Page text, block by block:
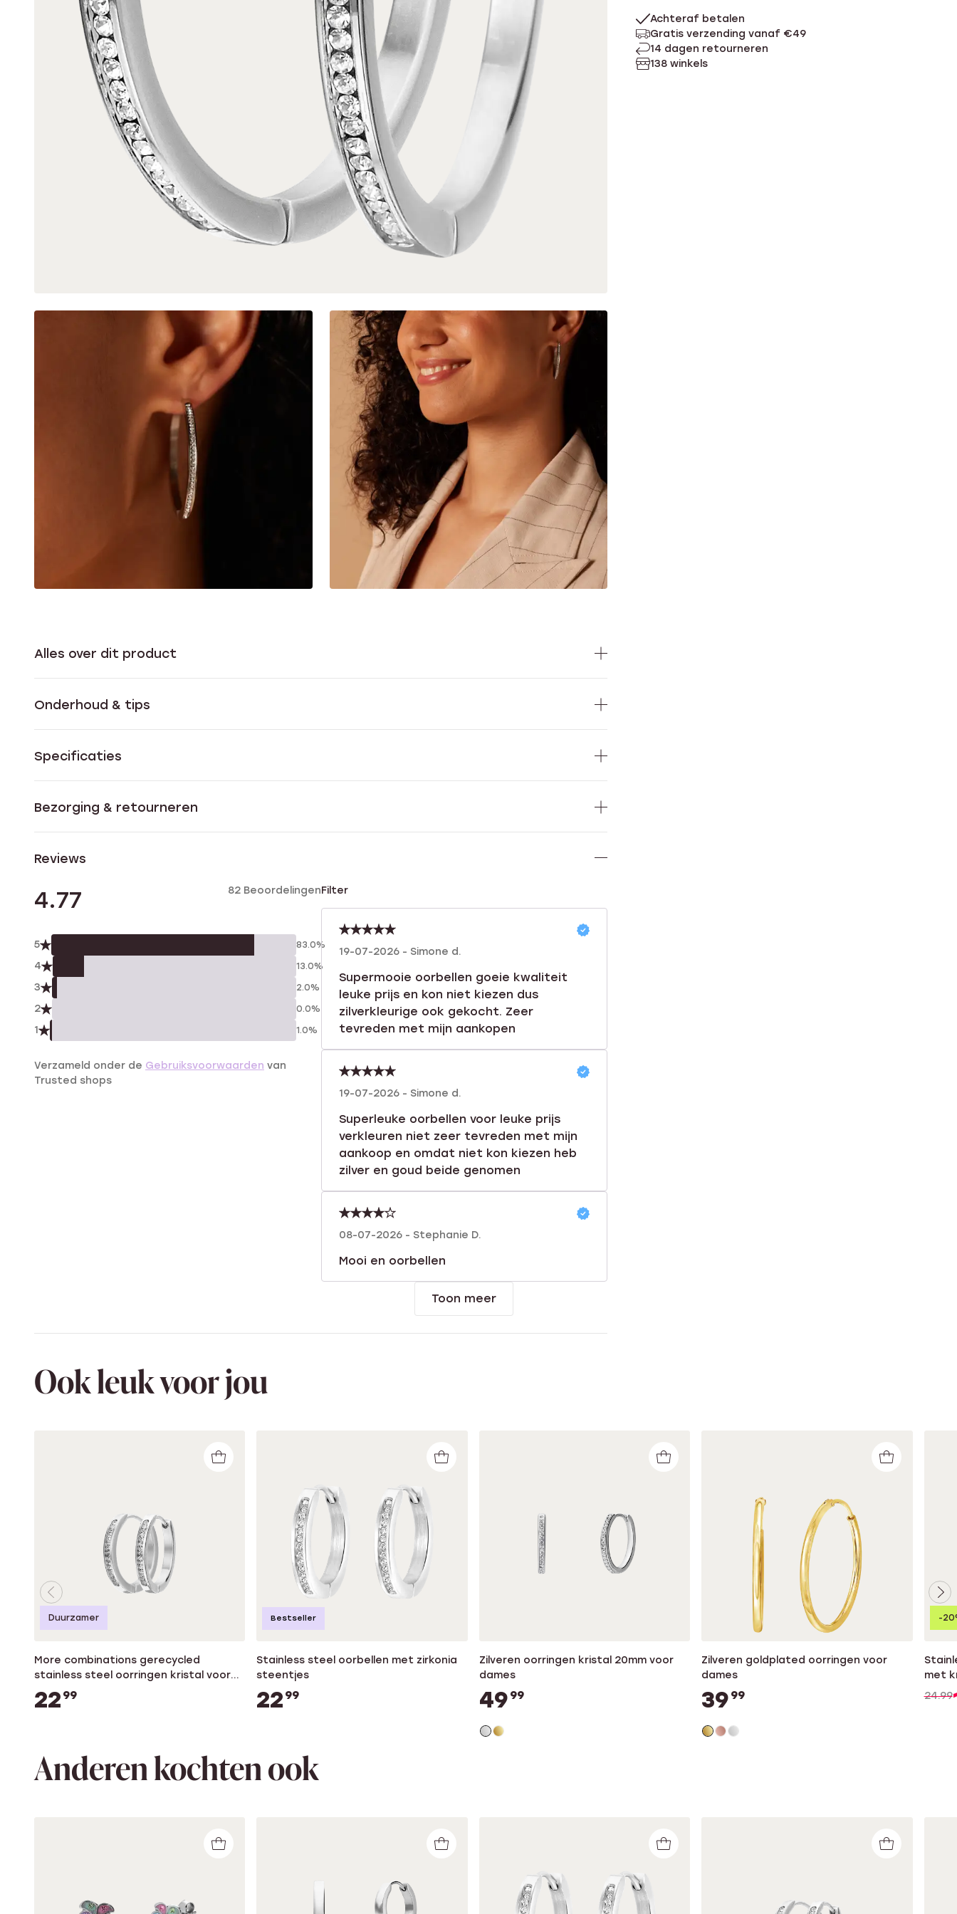
Achteraf betalen
Gratis verzending vanaf €49
14 dagen retourneren
138 winkels
Alles over dit product
Onderhoud & tips
Specificaties
Bezorging & retourneren
Reviews
4.77 82 Beoordelingen
5 83.0%
4 13.0%
3 2.0%
2 0.0%
1 1.0%
Verzameld onder de Gebruiksvoorwaarden van
Trusted shops
Filter
19-07-2026 - Simone d.
Supermooie oorbellen goeie kwaliteit
leuke prijs en kon niet kiezen dus
zilverkleurige ook gekocht. Zeer
tevreden met mijn aankopen
19-07-2026 - Simone d.
Superleuke oorbellen voor leuke prijs
verkleuren niet zeer tevreden met mijn
aankoop en omdat niet kon kiezen heb
zilver en goud beide genomen
08-07-2026 - Stephanie D.
Mooi en oorbellen
Toon meer
Ook leuk voor jou
More combinations gerecycled
stainless steel oorringen kristal voor
dames
22 99
Duurzamer
Stainless steel oorbellen met zirkonia
steentjes
22 99
Bestseller
Zilveren oorringen kristal 20mm voor
dames
49 99
Zilveren goldplated oorringen voor
dames
39 99
met
24.99
-
Anderen kochten ook